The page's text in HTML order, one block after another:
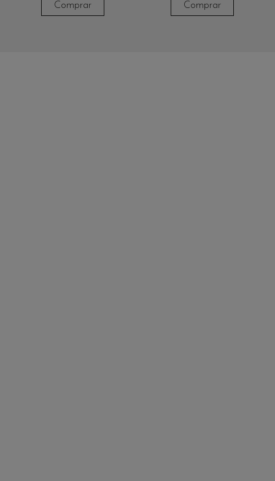
Comprar Comprar